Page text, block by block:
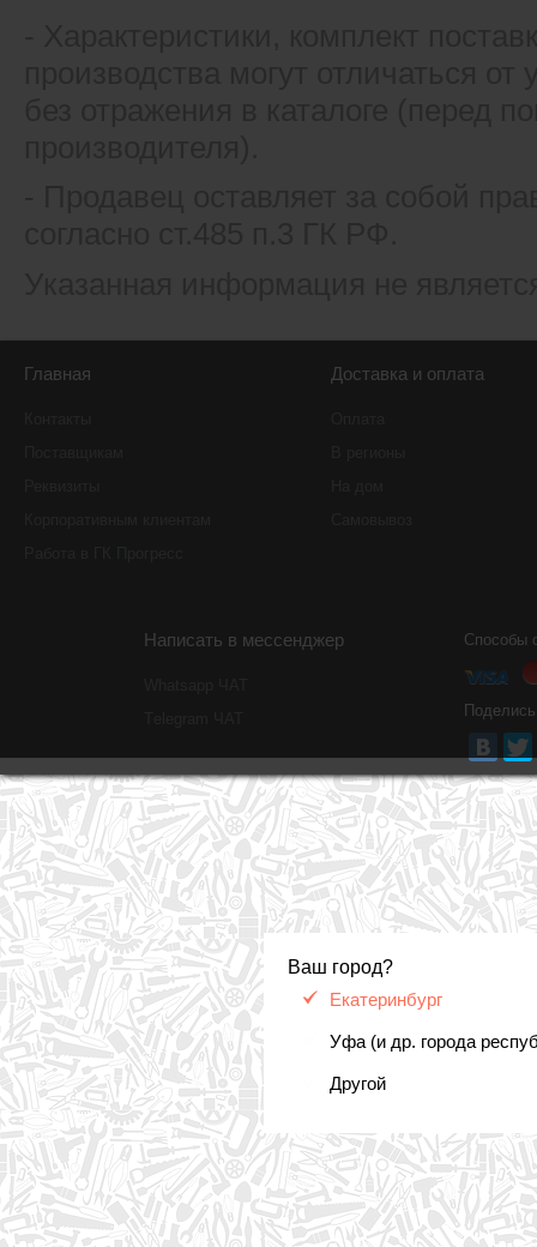
Ваш город?
Екатеринбург
Уфа (и др. города
Другой
Главная Доставка и оплата
Написать в мессенджер Способы